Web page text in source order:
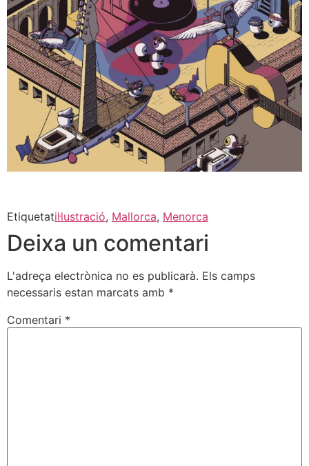
Etiquetatil·lustració, Mallorca, Menorca
Deixa un comentari
L'adreça electrònica no es publicarà. Els camps
necessaris estan marcats amb *
Comentari *